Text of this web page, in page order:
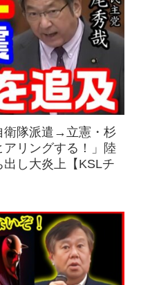
衛隊派遣→立憲・杉
リングする！」陸
し大炎上【KSLチ